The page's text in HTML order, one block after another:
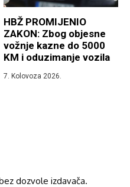
HBŽ PROMIJENIO
ZAKON: Zbog objesne
vožnje kazne do 5000
KM i oduzimanje vozila
7. Kolovoza 2026.
dozvole izdavača.